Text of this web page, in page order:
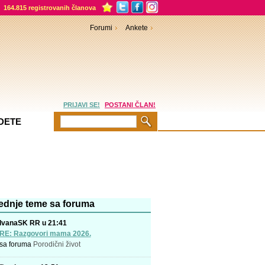
164.815 registrovanih članova
teme sa foruma
RR u 21:41
Razgovori mama 2026.
foruma Porodični život
Forumi Ankete
PRIJAVI SE! POSTANI ČLAN!